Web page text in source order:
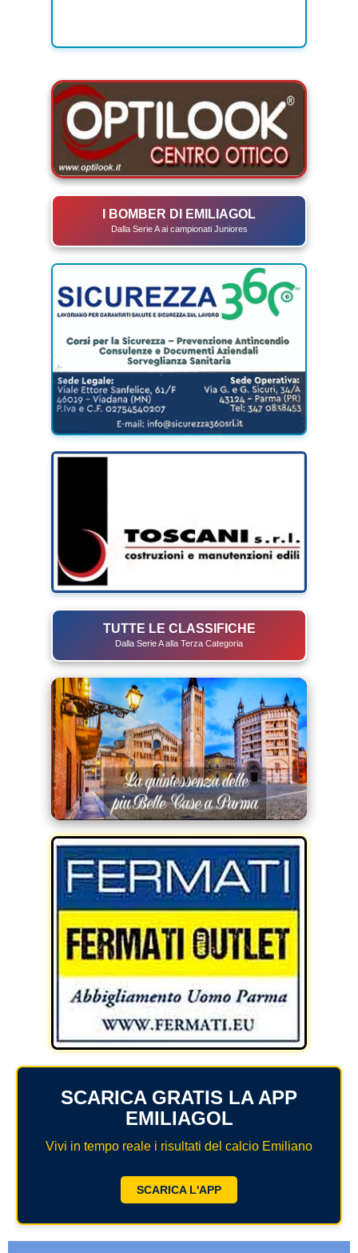
I BOMBER DI EMILIAGOL
Dalla Serie A ai campionati Juniores
TUTTE LE CLASSIFICHE
Dalla Serie A alla Terza Categoria
SCARICA GRATIS LA APP
EMILIAGOL
Vivi in tempo reale i risultati del calcio Emiliano
SCARICA L'APP